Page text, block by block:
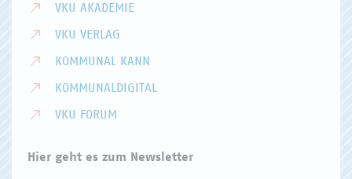
VKU AKADEMIE
VKU VERLAG
KOMMUNAL KANN
KOMMUNALDIGITAL
VKU FORUM
Hier geht es zum Newsletter